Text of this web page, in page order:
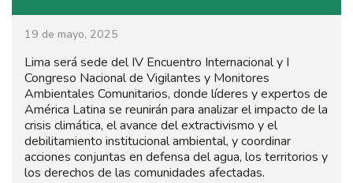
19 de mayo, 2025
Lima será sede del IV Encuentro Internacional y I
Congreso Nacional de Vigilantes y Monitores
Ambientales Comunitarios, donde líderes y expertos de
América Latina se reunirán para analizar el impacto de la
crisis climática, el avance del extractivismo y el
debilitamiento institucional ambiental, y coordinar
acciones conjuntas en defensa del agua, los territorios y
los derechos de las comunidades afectadas.